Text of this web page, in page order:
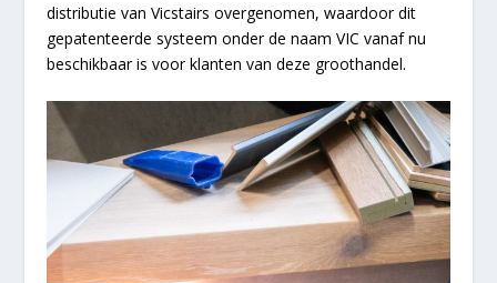
distributie van Vicstairs overgenomen, waardoor dit
gepatenteerde systeem onder de naam VIC vanaf nu
beschikbaar is voor klanten van deze groothandel.